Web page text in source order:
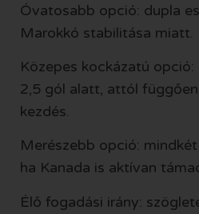
Óvatosabb opció: dupla
Marokkó stabilitása miatt.
Közepes kockázatú
2,5 gól alatt, attól
kezdés.
Merészebb opció:
ha Kanada is aktívan
Élő fogadási irány: